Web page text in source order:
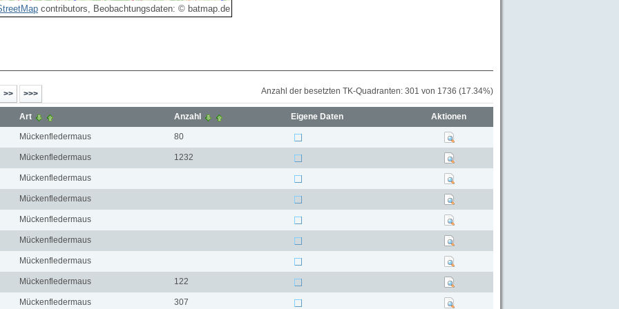
contributors, Beobachtungsdaten: © batmap.de
Anzahl der besetzten TK-Quadranten: 301 von 1736 (17.34%)
Art Anzahl Eigene Daten Aktionen
Mückenfledermaus 80
Mückenfledermaus 1232
Mückenfledermaus
Mückenfledermaus
Mückenfledermaus
Mückenfledermaus
Mückenfledermaus
Mückenfledermaus 122
Mückenfledermaus 307